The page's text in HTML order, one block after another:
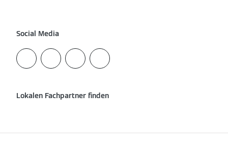
Social Media
Lokalen Fachpartner finden